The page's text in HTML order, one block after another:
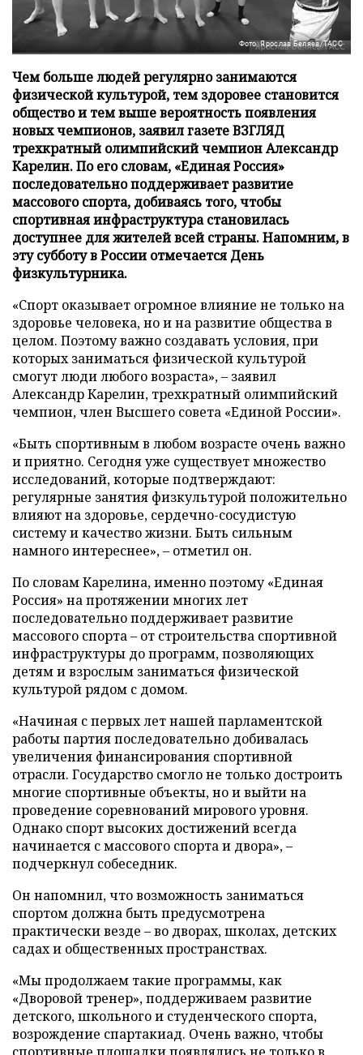
Фото: Ярослав Беляев/ТАСС
Чем больше людей регулярно занимаются
физической культурой, тем здоровее становится
общество и тем выше вероятность появления
новых чемпионов, заявил газете ВЗГЛЯД
трехкратный олимпийский чемпион Александр
Карелин. По его словам, «Единая Россия»
последовательно поддерживает развитие
массового спорта, добиваясь того, чтобы
спортивная инфраструктура становилась
доступнее для жителей всей страны. Напомним, в
эту субботу в России отмечается День
физкультурника.
«Спорт оказывает огромное влияние не только на
здоровье человека, но и на развитие общества в
целом. Поэтому важно создавать условия, при
которых заниматься физической культурой
смогут люди любого возраста», – заявил
Александр Карелин, трехкратный олимпийский
чемпион, член Высшего совета «Единой России».
«Быть спортивным в любом возрасте очень важно
и приятно. Сегодня уже существует множество
исследований, которые подтверждают:
регулярные занятия физкультурой положительно
влияют на здоровье, сердечно-сосудистую
систему и качество жизни. Быть сильным
намного интереснее», – отметил он.
По словам Карелина, именно поэтому «Единая
Россия» на протяжении многих лет
последовательно поддерживает развитие
массового спорта – от строительства спортивной
инфраструктуры до программ, позволяющих
детям и взрослым заниматься физической
культурой рядом с домом.
«Начиная с первых лет нашей парламентской
работы партия последовательно добивалась
увеличения финансирования спортивной
отрасли. Государство смогло не только достроить
многие спортивные объекты, но и выйти на
проведение соревнований мирового уровня.
Однако спорт высоких достижений всегда
начинается с массового спорта и двора», –
подчеркнул собеседник.
Он напомнил, что возможность заниматься
спортом должна быть предусмотрена
практически везде – во дворах, школах, детских
садах и общественных пространствах.
«Мы продолжаем такие программы, как
«Дворовой тренер», поддерживаем развитие
детского, школьного и студенческого спорта,
возрождение спартакиад. Очень важно, чтобы